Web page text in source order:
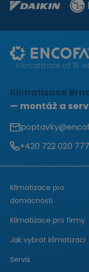
Klimatizace už 15
Klimatizace
— montáž a
Zavolejte
nám:
+420 722 020 777
Klimatizace pro
domácnosti
Klimatizace pro firmy
Jak vybrat klimatizaci
Servis